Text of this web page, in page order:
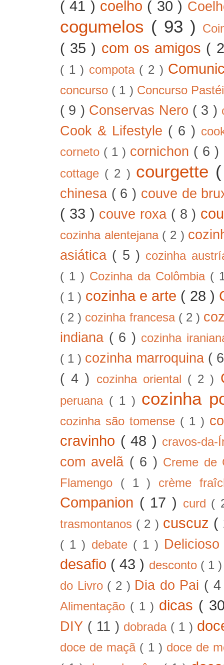
( 41 ) coelho ( 30 )
cogumelos ( 93 )
( 35 ) com os amigos (
( 1 ) compota ( 2 )
concurso ( 1 ) Concurso
( 9 ) Conservas Nero ( 3 )
Cook & Lifestyle ( 6 )
corneto ( 1 ) cornichon ( 6 )
cottage ( 2 ) courgette
chinesa ( 6 ) couve de
( 33 ) couve roxa ( 8 )
cozinha alentejana ( 2 )
asiática ( 5 ) cozinha
( 1 ) Cozinha da Colômbia (
( 1 ) cozinha e arte ( 28 )
( 2 ) cozinha francesa ( 2 )
indiana ( 6 ) cozinha
( 1 ) cozinha marroquina (
( 4 )
cozinha oriental ( 2 )
peruana ( 1 ) cozinha
cozinha são tomense ( 1 )
cravinho ( 48 ) cravos-
com avelã ( 6 ) Creme de
Flamengo ( 1 ) crème
Companion ( 17 ) curd (
trasmontanos ( 2 ) cuscuz (
( 1 ) debate ( 1 )
desafio ( 43 ) desconto ( 1
do Livro ( 2 ) Dia do Pai (
Alimentação ( 1 ) dicas (
DIY ( 11 ) dobrada ( 1 )
doce de maçã ( 1 ) doce de